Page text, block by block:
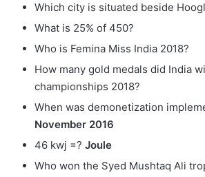
Which city is situated beside
What is 25% of 450?
Who is Femina Miss India 2018?
How many gold medals did India
championships 2018?
When was demonetization
November 2016
46 kwj =? Joule
Who won the Syed Mushtaq Ali